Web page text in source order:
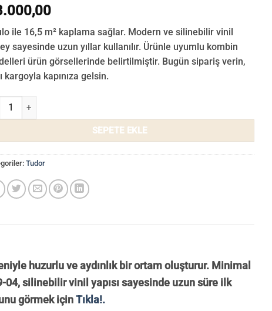
ile 16,5 m² kaplama sağlar. Modern ve silinebilir vinil
sayesinde uzun yıllar kullanılır. Ürünle uyumlu kombin
ürün görsellerinde belirtilmiştir. Bugün sipariş verin,
kargoyla kapınıza gelsin.
Duvar Kağıdı 3509-04 adet
SEPETE EKLE
Tudor
huzurlu ve aydınlık bir ortam oluşturur. Minimal
04, silinebilir vinil yapısı sayesinde uzun süre ilk
görmek içinTıkla!.